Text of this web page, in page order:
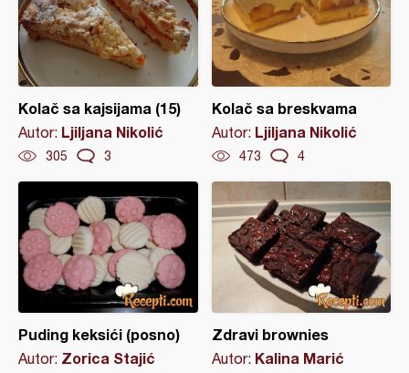
Kolač sa kajsijama (15)
Autor: Ljiljana Nikolić
305 3
Kolač sa breskvama
Autor: Ljiljana Nikolić
473 4
Puding keksići (posno)
Autor: Zorica Stajić
Zdravi brownies
Autor: Kalina Marić